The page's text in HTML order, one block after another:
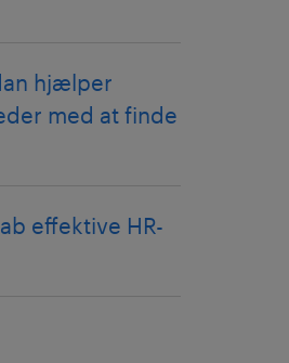
hjælper
med at finde
effektive HR-